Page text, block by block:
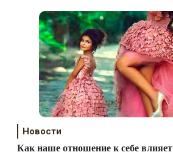
Новости
Как наше отношение к себе влияет